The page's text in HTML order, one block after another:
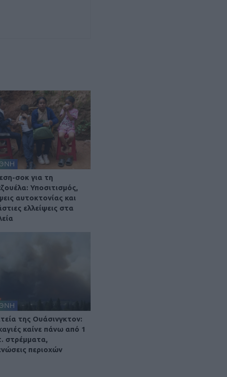
σοκ για τη
Υποσιτισμός,
αυτοκτονίας και
ελλείψεις στα
της Ουάσινγκτον:
καίνε πάνω από 1
στρέμματα,
περιοχών